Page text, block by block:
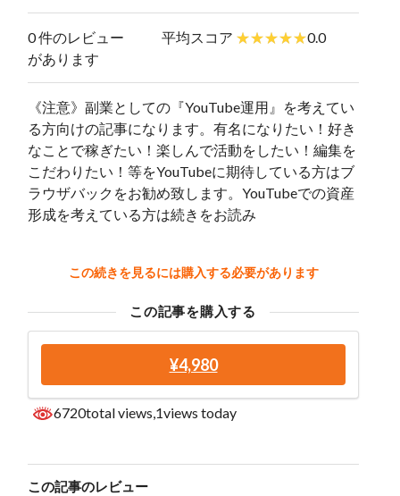
0 件のレビュー
があります
平均スコア 0.0
《注意》副業としての『YouTube運用』を考えてい
る方向けの記事になります。有名になりたい！好き
なことで稼ぎたい！楽しんで活動をしたい！編集を
こだわりたい！等をYouTubeに期待している方はブ
ラウザバックをお勧め致します。YouTubeでの資産
形成を考えている方は続きをお読み
この続きを見るには購入する必要があります
この記事を購入する
¥4,980
6720total views,1views today
この記事のレビュー